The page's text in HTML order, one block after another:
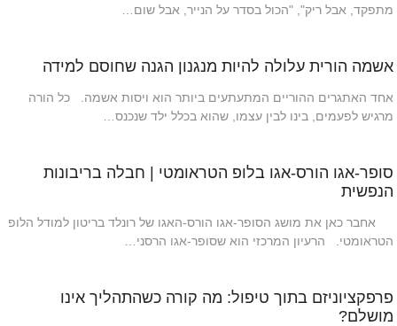
מתפקד, אבל ריק", "הכול בסדר על הנייר, אבל שום…
אשמה הורית עלולה להיות מנגנון הגנה שחוסם למידה
אחד האתגרים ההוריים המתעתעים ביותר הוא ויסות אשמה. כל הורה
מרגיש לפעמים, בינו לבין עצמו, שהוא בכלל ילד שנכנס…
סופר-אגו הורס-אגו בלופ הטראומטי | חבלה בריבונות
הנפשית
אחבר כאן את מושג הסופר-אגו הורס-האגו של רונלד בריטון למודל הלופ
הטראומטי. הרעיון המרכזי הוא שסופר-אגו הרסני…
פרפקציוניזם בתוך טיפול: מה קורה כשהתהליך אינו
מושלם?